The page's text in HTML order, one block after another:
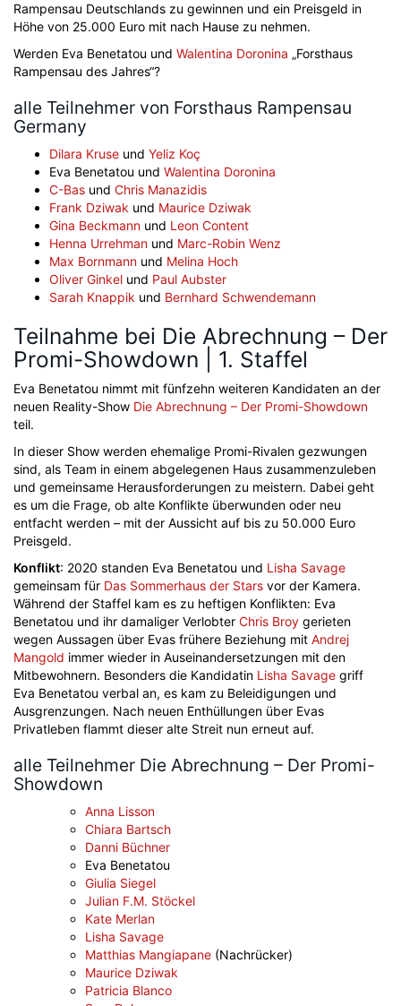
Rampensau Deutschlands zu gewinnen und ein Preisgeld in
Höhe von 25.000 Euro mit nach Hause zu nehmen.
Werden Eva Benetatou und Walentina Doronina „Forsthaus
Rampensau des Jahres“?
alle Teilnehmer von Forsthaus Rampensau
Germany
Dilara Kruse und Yeliz Koç
Eva Benetatou und Walentina Doronina
C-Bas und Chris Manazidis
Frank Dziwak und Maurice Dziwak
Gina Beckmann und Leon Content
Henna Urrehman und Marc-Robin Wenz
Max Bornmann und Melina Hoch
Oliver Ginkel und Paul Aubster
Sarah Knappik und Bernhard Schwendemann
Teilnahme bei Die Abrechnung – Der
Promi-Showdown | 1. Staffel
Eva Benetatou nimmt mit fünfzehn weiteren Kandidaten an der
neuen Reality-Show Die Abrechnung – Der Promi-Showdown
teil.
In dieser Show werden ehemalige Promi-Rivalen gezwungen
sind, als Team in einem abgelegenen Haus zusammenzuleben
und gemeinsame Herausforderungen zu meistern. Dabei geht
es um die Frage, ob alte Konflikte überwunden oder neu
entfacht werden – mit der Aussicht auf bis zu 50.000 Euro
Preisgeld.
Konflikt: 2020 standen Eva Benetatou und Lisha Savage
gemeinsam für Das Sommerhaus der Stars vor der Kamera.
Während der Staffel kam es zu heftigen Konflikten: Eva
Benetatou und ihr damaliger Verlobter Chris Broy gerieten
wegen Aussagen über Evas frühere Beziehung mit Andrej
Mangold immer wieder in Auseinandersetzungen mit den
Mitbewohnern. Besonders die Kandidatin Lisha Savage griff
Eva Benetatou verbal an, es kam zu Beleidigungen und
Ausgrenzungen. Nach neuen Enthüllungen über Evas
Privatleben flammt dieser alte Streit nun erneut auf.
alle Teilnehmer Die Abrechnung – Der Promi-
Showdown
Anna Lisson
Chiara Bartsch
Danni Büchner
Eva Benetatou
Giulia Siegel
Julian F.M. Stöckel
Kate Merlan
Lisha Savage
Matthias Mangiapane (Nachrücker)
Maurice Dziwak
Patricia Blanco